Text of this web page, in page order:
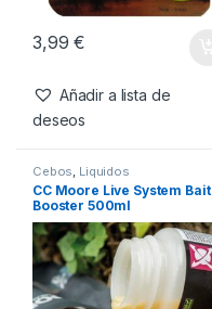
3,99€
Añadir a lista de
deseos
Cebos Liquidos
CC Moore Live System Bait
Booster 500ml